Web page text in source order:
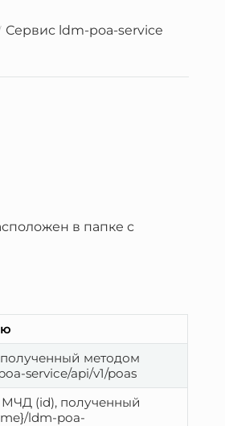
Сервис ldm-poa-service
в папке с
service/api/v1/poas
(id), полученный
ldm-poa-